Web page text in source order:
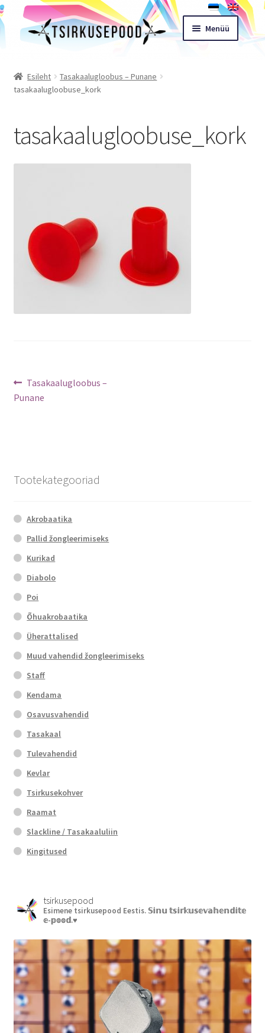
Liigu
navigeerimisele
Liigu
sisu
Menüü
Pood
Ostukorv
Müügitingimused
Kontakt
Esileht
Tasakaalugloobus – Punane
tasakaalugloobuse_kork
tasakaalugloobuse_kork
Navigeerimine
Previous
post:
Tasakaalugloobus –
Punane
Tootekategooriad
Akrobaatika
Pallid žongleerimiseks
Kurikad
Diabolo
Poi
Õhuakrobaatika
Üherattalised
Muud vahendid žongleerimiseks
Staff
Kendama
Osavusvahendid
Tasakaal
Tulevahendid
Kevlar
Tsirkusekohver
Raamat
Slackline / Tasakaaluliin
Kingitused
tsirkusepood
Esimene tsirkusepood Eestis. 𝕊𝕚𝕟𝕦 𝕥𝕤𝕚𝕣𝕜𝕦𝕤𝕖𝕧𝕒𝕙𝕖𝕟𝕕𝕚𝕥𝕖
𝕖-𝕡𝕠𝕠𝕕.♥︎